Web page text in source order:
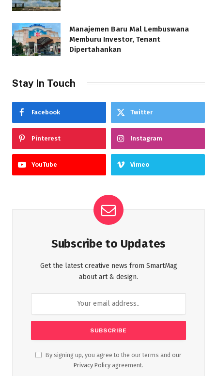
Manajemen Baru Mal Lembuswana
Memburu Investor, Tenant
Dipertahankan
Stay In Touch
Facebook Twitter
Pinterest Instagram
YouTube Vimeo
Subscribe to Updates
Get the latest creative news from SmartMag
about art & design.
By signing up, you agree to the our terms and our
Privacy Policy agreement.